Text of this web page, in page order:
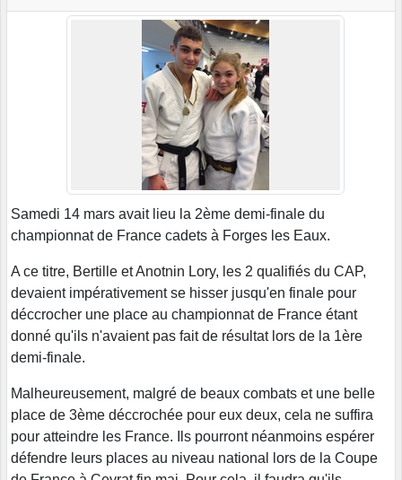
Samedi 14 mars avait lieu la 2ème demi-finale du
championnat de France cadets à Forges les Eaux.
A ce titre, Bertille et Anotnin Lory, les 2 qualifiés du CAP,
devaient impérativement se hisser jusqu'en finale pour
déccrocher une place au championnat de France étant
donné qu'ils n'avaient pas fait de résultat lors de la 1ère
demi-finale.
Malheureusement, malgré de beaux combats et une belle
place de 3ème déccrochée pour eux deux, cela ne suffira
pour atteindre les France. Ils pourront néanmoins espérer
défendre leurs places au niveau national lors de la Coupe